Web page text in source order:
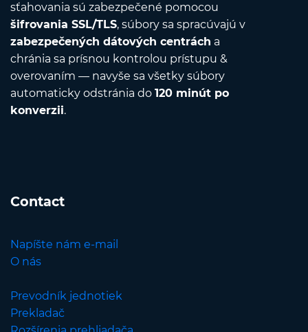
sťahovania sú zabezpečené pomocou
šifrovania SSL/TLS, súbory sa spracúvajú v
zabezpečených dátových centrách a
chránia sa prísnou kontrolou prístupu &
overovaním — navyše sa všetky súbory
automaticky odstránia do 120 minút po
konverzii.
Contact
Napíšte nám e-mail
O nás
Prevodník jednotiek
Prekladač